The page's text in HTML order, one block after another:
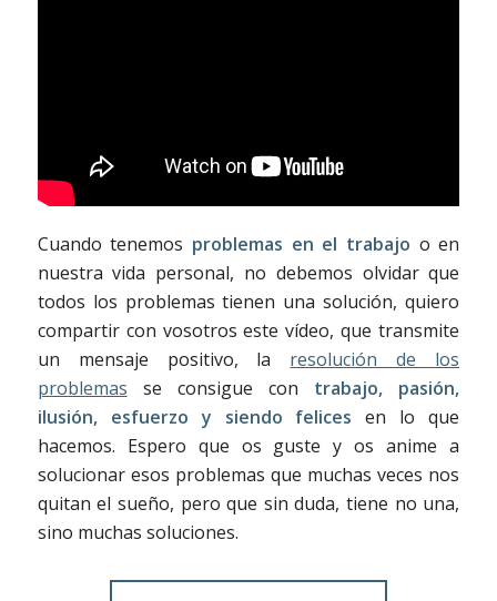
Cuando tenemos problemas en el trabajo o en
nuestra vida personal, no debemos olvidar que
todos los problemas tienen una solución, quiero
compartir con vosotros este vídeo, que transmite
un mensaje positivo, la resolución de los
problemas se consigue con trabajo, pasión,
ilusión, esfuerzo y siendo felices en lo que
hacemos. Espero que os guste y os anime a
solucionar esos problemas que muchas veces nos
quitan el sueño, pero que sin duda, tiene no una,
sino muchas soluciones.